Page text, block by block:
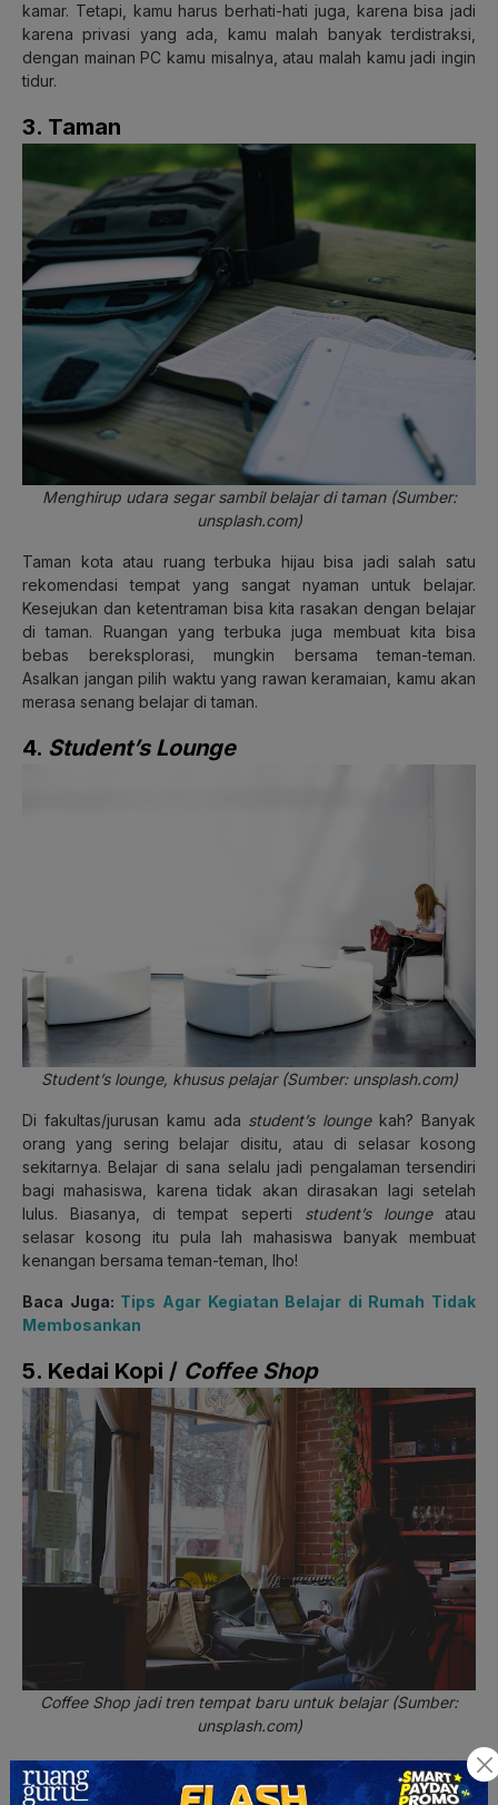
kamar. Tetapi, kamu harus berhati-hati juga, karena bisa jadi
karena privasi yang ada, kamu malah banyak terdistraksi,
dengan mainan PC kamu misalnya, atau malah kamu jadi ingin
tidur.
3. Taman
Menghirup udara segar sambil belajar di taman (Sumber:
unsplash.com)
Taman kota atau ruang terbuka hijau bisa jadi salah satu
rekomendasi tempat yang sangat nyaman untuk belajar.
Kesejukan dan ketentraman bisa kita rasakan dengan belajar
di taman. Ruangan yang terbuka juga membuat kita bisa
bebas bereksplorasi, mungkin bersama teman-teman.
Asalkan jangan pilih waktu yang rawan keramaian, kamu akan
merasa senang belajar di taman.
4. Student’s Lounge
Student’s lounge, khusus pelajar (Sumber: unsplash.com)
Di fakultas/jurusan kamu ada student’s lounge kah? Banyak
orang yang sering belajar disitu, atau di selasar kosong
sekitarnya. Belajar di sana selalu jadi pengalaman tersendiri
bagi mahasiswa, karena tidak akan dirasakan lagi setelah
lulus. Biasanya, di tempat seperti student’s loungeatau
selasar kosong itu pula lah mahasiswa banyak membuat
kenangan bersama teman-teman, lho!
Baca Juga: Tips Agar Kegiatan Belajar di Rumah Tidak
Membosankan
5. Kedai Kopi / Coffee Shop
Coffee Shop jadi tren tempat baru untuk belajar (Sumber:
unsplash.com)
Perkembangan berbagai merk kedai kopi yang membuat
suasana jadi semakin nyaman, membuat tempat satu ini